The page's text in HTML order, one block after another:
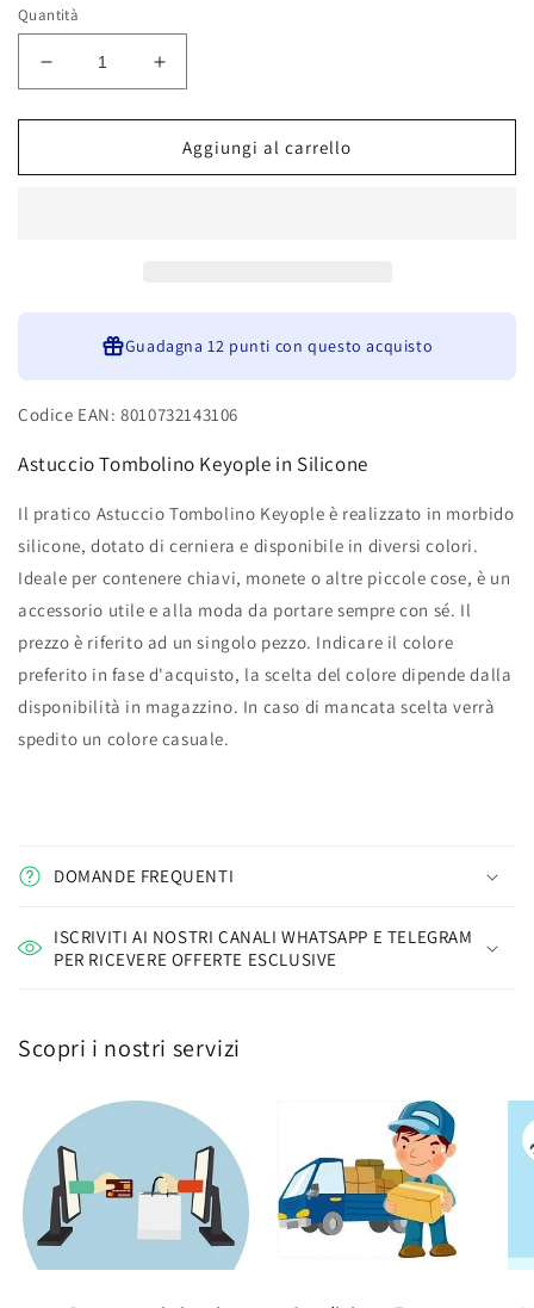
Quantità
Diminuisci
quantità
per
Astuccio
Aumenta
quantità
per
Agedis
Astuccio
Aggiungi al carrello
Guadagna12 punti con questo acquisto
Codice EAN: 8010732143106
Astuccio Tombolino Keyople in Silicone
Il pratico Astuccio Tombolino Keyople è realizzato in morbido
silicone, dotato di cerniera e disponibile in diversi colori.
Ideale per contenere chiavi, monete o altre piccole cose, è un
accessorio utile e alla moda da portare sempre con sé. Il
prezzo è riferito ad un singolo pezzo. Indicare il colore
preferito in fase d'acquisto, la scelta del colore dipende dalla
disponibilità in magazzino. In caso di mancata scelta verrà
spedito un colore casuale.
DOMANDE FREQUENTI
ISCRIVITI AI NOSTRI CANALI WHATSAPP E TELEGRAM
PER RICEVERE OFFERTE ESCLUSIVE
Scopri i nostri servizi